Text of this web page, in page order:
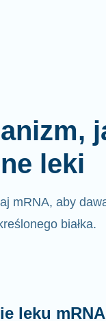
leki
mRNA, aby
białka.
leku mRNA